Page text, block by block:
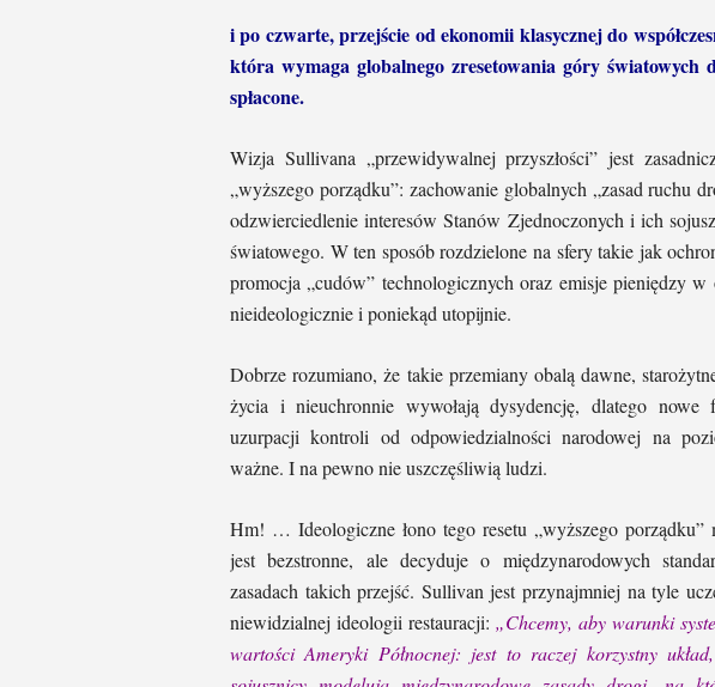
i po czwarte, przejście od ekonomii klasycznej do
która wymaga globalnego zresetowania góry światowych
spłacone.
Wizja Sullivana „przewidywalnej przyszłości” jest
„wyższego porządku”: zachowanie globalnych „zasad ruchu
odzwierciedlenie interesów Stanów Zjednoczonych i ich
światowego. W ten sposób rozdzielone na sfery takie jak
promocja „cudów” technologicznych oraz emisje pieniędzy
nieideologicznie i poniekąd utopijnie.
Dobrze rozumiano, że takie przemiany obalą dawne,
życia i nieuchronnie wywołają dysydencję, dlatego nowe
uzurpacji kontroli od odpowiedzialności narodowej na
ważne. I na pewno nie uszczęśliwią ludzi.
Hm! … Ideologiczne łono tego resetu „wyższego porządku”
jest bezstronne, ale decyduje o międzynarodowych
zasadach takich przejść. Sullivan jest przynajmniej na tyle
niewidzialnej ideologii restauracji: „Chcemy, aby warunki
wartości Ameryki Północnej: jest to raczej korzystny